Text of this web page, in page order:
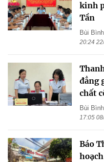
kinh
Tần
Bùi Bình
20:24
đẳng
chất
Bùi Bình
17:05
Báo